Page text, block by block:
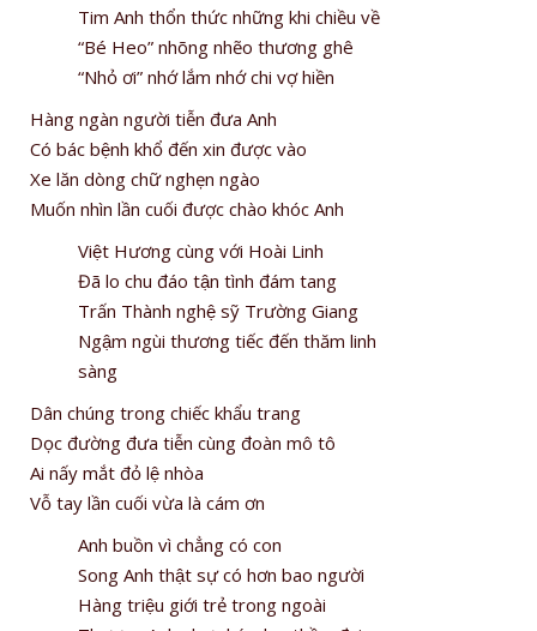
Tim Anh thổn thức những khi chiều về
“Bé Heo” nhõng nhẽo thương ghê
“Nhỏ ơi” nhớ lắm nhớ chi vợ hiền
Hàng ngàn người tiễn đưa Anh
Có bác bệnh khổ đến xin được vào
Xe lăn dòng chữ nghẹn ngào
Muốn nhìn lần cuối được chào khóc Anh
Việt Hương cùng với Hoài Linh
Đã lo chu đáo tận tình đám tang
Trấn Thành nghệ sỹ Trường Giang
Ngậm ngùi thương tiếc đến thăm linh
sàng
Dân chúng trong chiếc khẩu trang
Dọc đường đưa tiễn cùng đoàn mô tô
Ai nấy mắt đỏ lệ nhòa
Vỗ tay lần cuối vừa là cám ơn
Anh buồn vì chẳng có con
Song Anh thật sự có hơn bao người
Hàng triệu giới trẻ trong ngoài